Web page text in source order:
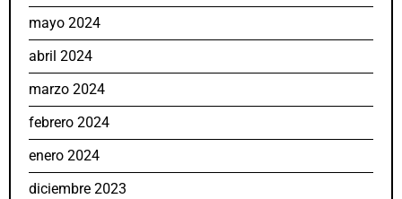
mayo 2024
abril 2024
marzo 2024
febrero 2024
enero 2024
diciembre 2023